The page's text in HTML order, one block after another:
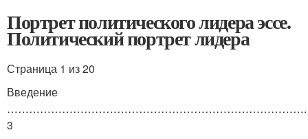
Портрет политического лидера эссе.
Политический портрет лидера
Страница 1 из 20
Введение
……………………………………………………………………….
3